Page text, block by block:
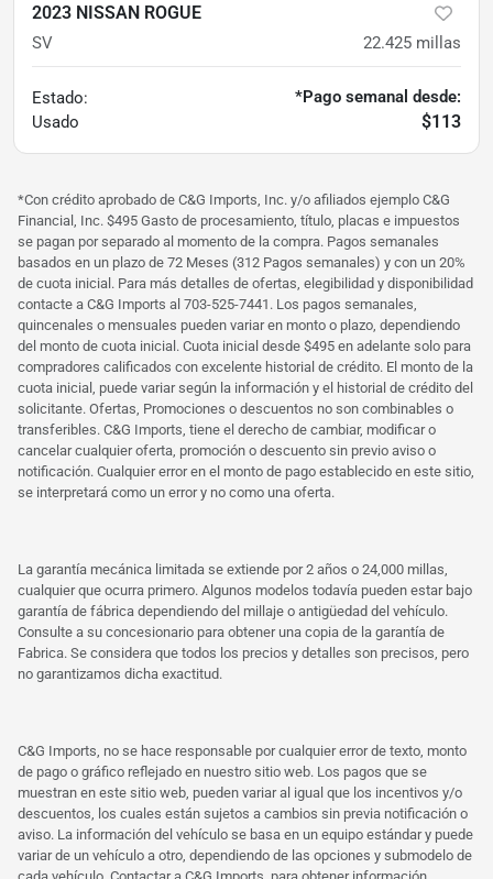
2023 NISSAN ROGUE
SV 22.425 millas
Estado:
Usado
*Pago semanal desde:
$113
*Con crédito aprobado de C&G Imports, Inc. y/o afiliados ejemplo C&G
Financial, Inc. $495 Gasto de procesamiento, título, placas e impuestos
se pagan por separado al momento de la compra. Pagos semanales
basados ​​en un plazo de 72 Meses (312 Pagos semanales) y con un 20%
de cuota inicial. Para más detalles de ofertas, elegibilidad y disponibilidad
contacte a C&G Imports al 703-525-7441. Los pagos semanales,
quincenales o mensuales pueden variar en monto o plazo, dependiendo
del monto de cuota inicial. Cuota inicial desde $495 en adelante solo para
compradores calificados con excelente historial de crédito. El monto de la
cuota inicial, puede variar según la información y el historial de crédito del
solicitante. Ofertas, Promociones o descuentos no son combinables o
transferibles. C&G Imports, tiene el derecho de cambiar, modificar o
cancelar cualquier oferta, promoción o descuento sin previo aviso o
notificación. Cualquier error en el monto de pago establecido en este sitio,
se interpretará como un error y no como una oferta.
La garantía mecánica limitada se extiende por 2 años o 24,000 millas,
cualquier que ocurra primero. Algunos modelos todavía pueden estar bajo
garantía de fábrica dependiendo del millaje o antigüedad del vehículo.
Consulte a su concesionario para obtener una copia de la garantía de
Fabrica. Se considera que todos los precios y detalles son precisos, pero
no garantizamos dicha exactitud.
C&G Imports, no se hace responsable por cualquier error de texto, monto
de pago o gráfico reflejado en nuestro sitio web. Los pagos que se
muestran en este sitio web, pueden variar al igual que los incentivos y/o
descuentos, los cuales están sujetos a cambios sin previa notificación o
aviso. La información del vehículo se basa en un equipo estándar y puede
variar de un vehículo a otro, dependiendo de las opciones y submodelo de